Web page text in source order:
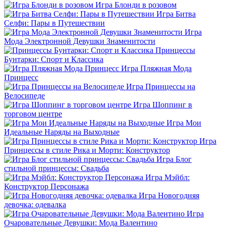
Игра Блонди в розовом
Игра Битва
Селфи: Пары в Путешествии
Игра
Мода Электронной Девушки Знаменитости
Принцессы
Бунтарки: Спорт и Классика
Игра Пляжная Мода
Принцесс
Игра Принцессы на
Велосипеде
Игра Шоппинг в
торговом центре
Игра Мои
Идеальные Наряды на Выходные
Игра
Принцессы в стиле Рика и Морти: Конструктор
Игра Блог
стильной принцессы: Свадьба
Игра Мэйбл:
Конструктор Персонажа
Игра Новогодняя
девочка: одевалка
Игра
Очаровательные Девушки: Мода Валентино